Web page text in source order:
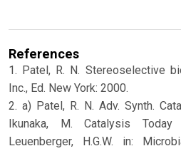
References
1. Patel, R. N. Stereoselective
Inc., Ed. New York: 2000.
2. a) Patel, R. N. Adv. Synth.
Ikunaka, M. Catalysis
Leuenberger, H.G.W. in: